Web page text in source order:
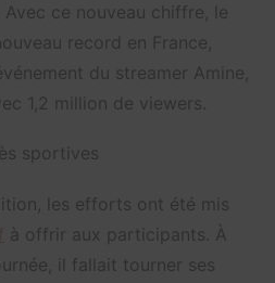
ce nouveau chiffre, le
record en France,
du streamer Amine,
1,2 million de viewers.
sportives
les efforts ont été mis
à offrir aux participants. À
il fallait tourner ses